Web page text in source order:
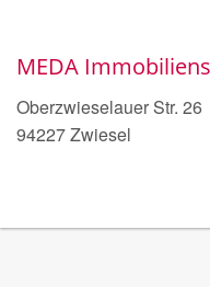
MEDA
Oberzwieselauer Str. 26
94227 Zwiesel